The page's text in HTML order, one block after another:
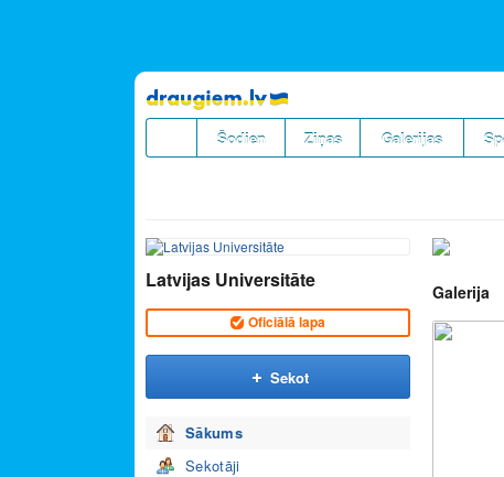
Pāriet
uz
saturu
Šodien Ziņas Galerijas
Latvijas Universitāte
Oficiālā lapa
Sekot
Sākums
Sekotāji
Galerija